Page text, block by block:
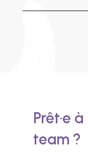
Prêt·e
team ?